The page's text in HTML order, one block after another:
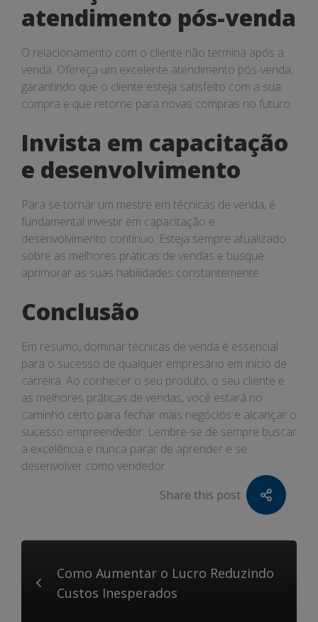
atendimento pós-venda
O relacionamento com o cliente não termina após a
venda. Ofereça um excelente atendimento pós-venda,
garantindo que o cliente esteja satisfeito com a sua
compra e que retorne para novas compras no futuro.
Invista em capacitação
e desenvolvimento
Para se tornar um mestre em técnicas de venda, é
fundamental investir em capacitação e
desenvolvimento contínuo. Esteja sempre atualizado
sobre as melhores práticas de vendas e busque
aprimorar as suas habilidades constantemente.
Conclusão
Em resumo, dominar técnicas de venda é essencial
para o sucesso de qualquer empresário em início de
carreira. Ao conhecer o seu produto, o seu cliente e
as melhores práticas de vendas, você estará no
caminho certo para fechar mais negócios e alcançar o
sucesso empreendedor. Lembre-se de sempre buscar
a excelência e nunca parar de aprender e se
desenvolver como vendedor.
Share this post
Como Aumentar o Lucro Reduzindo
Custos Inesperados